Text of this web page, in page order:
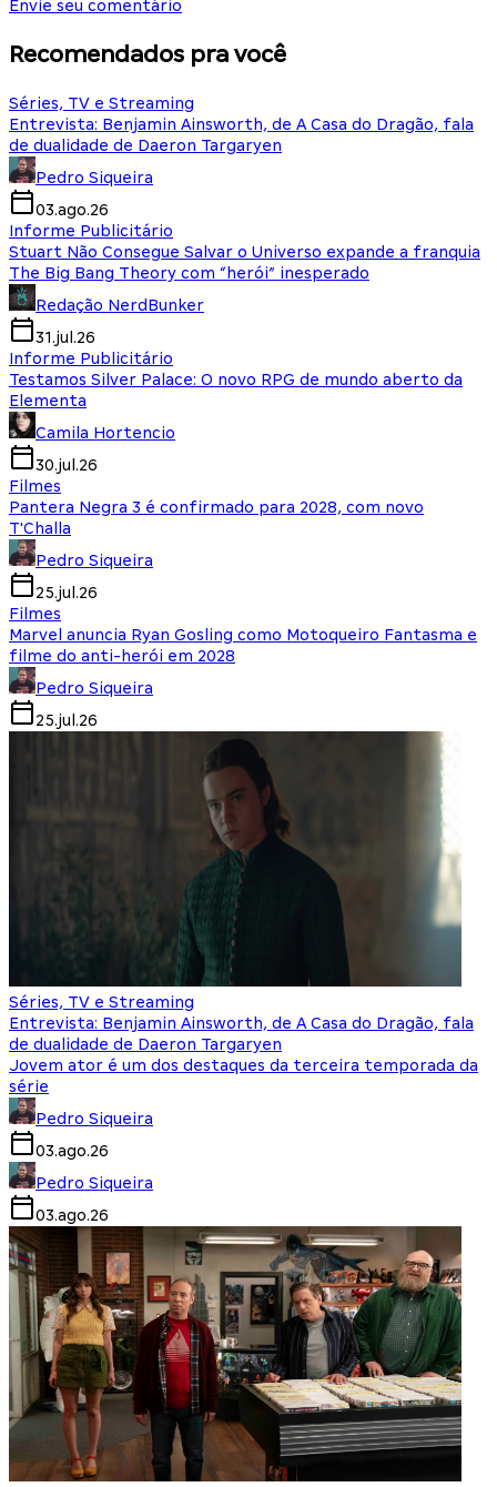
Envie seu comentário
Recomendados pra você
Séries, TV e Streaming
Entrevista: Benjamin Ainsworth, de A Casa do Dragão, fala
de dualidade de Daeron Targaryen
Pedro Siqueira
03.ago.26
Informe Publicitário
Stuart Não Consegue Salvar o Universo expande a franquia
The Big Bang Theory com “herói” inesperado
Redação NerdBunker
31.jul.26
Informe Publicitário
Testamos Silver Palace: O novo RPG de mundo aberto da
Elementa
Camila Hortencio
30.jul.26
Filmes
Pantera Negra 3 é confirmado para 2028, com novo
T'Challa
Pedro Siqueira
25.jul.26
Filmes
Marvel anuncia Ryan Gosling como Motoqueiro Fantasma e
filme do anti-herói em 2028
Pedro Siqueira
25.jul.26
Séries, TV e Streaming
Entrevista: Benjamin Ainsworth, de A Casa do Dragão, fala
de dualidade de Daeron Targaryen
Jovem ator é um dos destaques da terceira temporada da
série
Pedro Siqueira
03.ago.26
Pedro Siqueira
03.ago.26